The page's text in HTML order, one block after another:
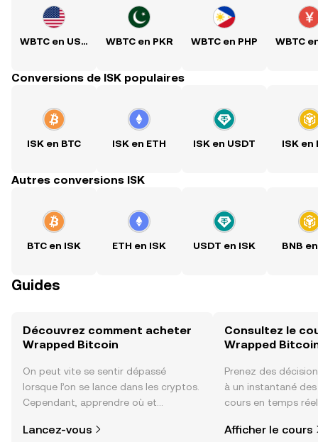
WBTC en USD WBTC en PKR WBTC en PHP WBTC
Conversions de ISK populaires
ISK en BTC ISK en ETH ISK en USDT ISK en
Autres conversions ISK
BTC en ISK ETH en ISK USDT en ISK BNB
Guides
Découvrez comment acheter
Wrapped Bitcoin
On peut vite se sentir dépassé
lorsque l’on se lance dans les cryptos.
Cependant, apprendre où et
plus simple que vous ne l’imaginez.
Lancez-vous
Consultez le
Wrapped
Prenez des
à un instantané
cours en temps
communauté, des
Afficher le cours